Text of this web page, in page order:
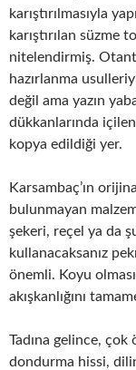
karıştırılmasıyla
karıştırılan süzme
nitelendirmiş.
hazırlanma
değil ama yazın
dükkanlarında
kopya edildiği yer.
Karsambaç’ın
bulunmayan
şekeri, reçel ya da
kullanacaksanız
önemli. Koyu
akışkanlığını
Tadına gelince,
dondurma hissi,